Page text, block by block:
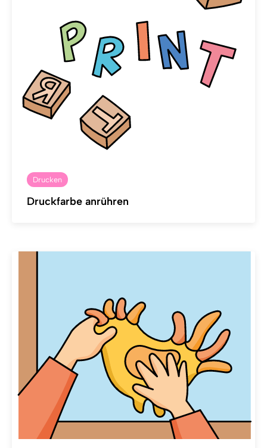
Drucken
Druckfarbe anrühren